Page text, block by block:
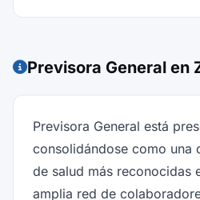
Previsora General en
Previsora General está
consolidándose como una
de salud más reconocidas
amplia red de